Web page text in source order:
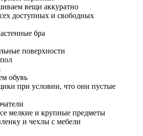
вещи аккуратно
доступных и свободных
бра
поверхности
обувь
при условии, что они пустые
мелкие и крупные предметы
и чехлы с мебели